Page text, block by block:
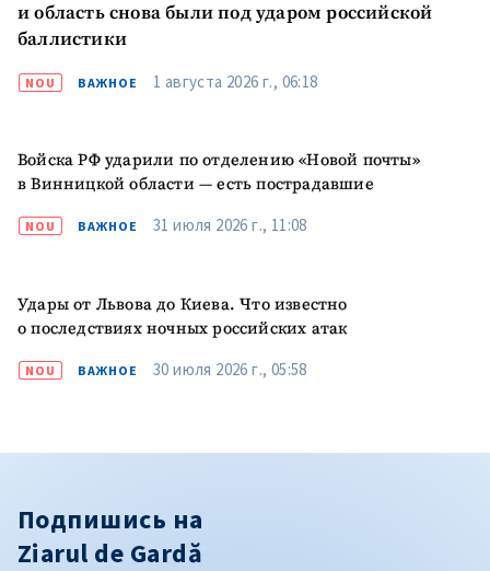
и область снова были под ударом российской
баллистики
NOU ВАЖНОЕ 1 августа 2026 г., 06:18
Войска РФ ударили по отделению «Новой почты»
в Винницкой области — есть пострадавшие
NOU ВАЖНОЕ 31 июля 2026 г., 11:08
Удары от Львова до Киева. Что известно
о последствиях ночных российских атак
NOU ВАЖНОЕ 30 июля 2026 г., 05:58
Подпишись на
Ziarul de Gardă